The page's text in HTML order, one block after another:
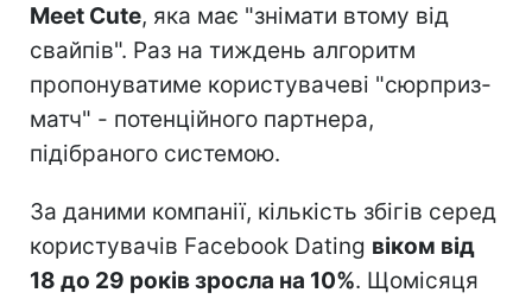
Meet Cute, яка має "знімати втому від
свайпів". Раз на тиждень алгоритм
пропонуватиме користувачеві "сюрприз-
матч" - потенційного партнера,
підібраного системою.
За даними компанії, кількість збігів серед
користувачів Facebook Dating віком від
18 до 29 років зросла на 10%. Щомісяця